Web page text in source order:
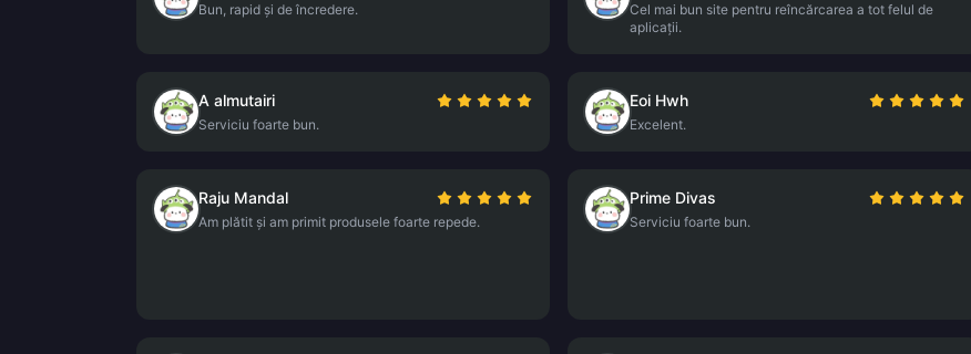
Bun, rapid și de încredere.
Cel mai bun site pentru reîncărcarea a tot felul de
aplicații.
A almutairi
Serviciu foarte bun.
Eoi Hwh
Excelent.
Raju Mandal
Am plătit și am primit produsele foarte repede.
Prime Divas
Serviciu foarte bun.